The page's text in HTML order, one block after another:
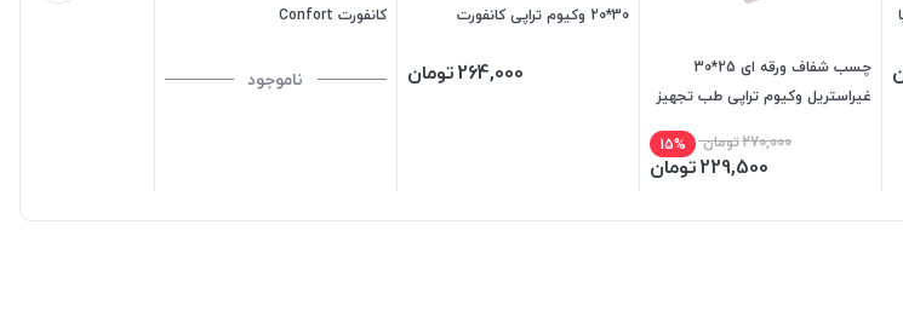
چسب شفاف ورقه ای 25*30
غیراستریل وکیوم تراپی طب تجهیز
270,000تومان 15%
229,500تومان
30*20 وکیوم تراپی کانفورت
264,000تومان
کانفورت Confort
ناموجود